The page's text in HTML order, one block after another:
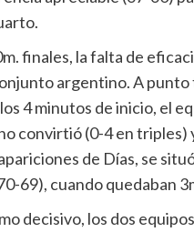
finales, la falta de
argentino. A punto
4 minutos de inicio, el
convirtió (0-4 en triples)
de Días, se
69), cuando quedaban
decisivo, los dos